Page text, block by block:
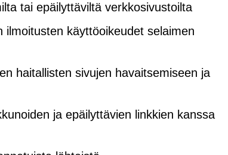
tai epäilyttäviltä verkkosivustoilta
ilmoitusten käyttöoikeudet selaimen
haitallisten sivujen havaitsemiseen ja
ja epäilyttävien linkkien kanssa